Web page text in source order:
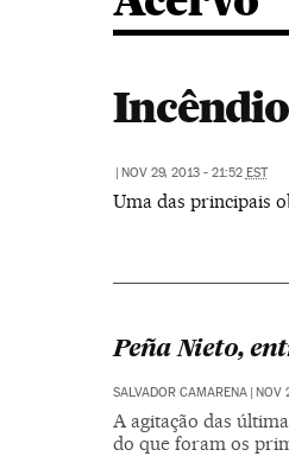
| NOV 29, 2013 - 21:52 EST
Uma das principais
Peña Nieto,
SALVADOR CAMARENA | NOV
A agitação das
do que foram os